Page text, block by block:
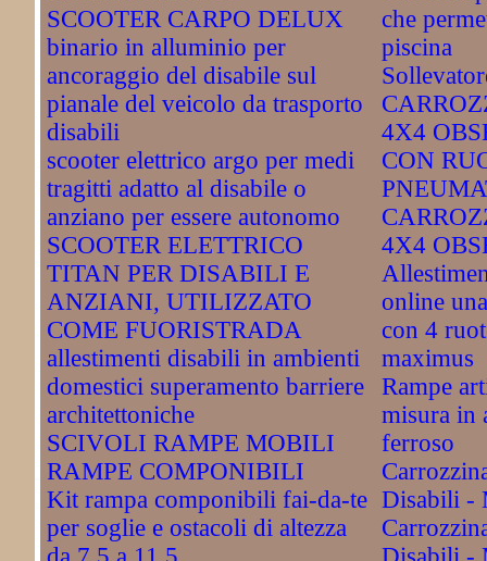
SCOOTER CARPO DELUX
binario in alluminio per
ancoraggio del disabile sul
pianale del veicolo da trasporto
disabili
scooter elettrico argo per medi
tragitti adatto al disabile o
anziano per essere autonomo
SCOOTER ELETTRICO
TITAN PER DISABILI E
ANZIANI, UTILIZZATO
COME FUORISTRADA
allestimenti disabili in ambienti
domestici superamento barriere
architettoniche
SCIVOLI RAMPE MOBILI
RAMPE COMPONIBILI
Kit rampa componibili fai-da-te
per soglie e ostacoli di altezza
che
piscina
4X4
CON
4X4
online
con 4
maximus
Rampe
misura in
ferroso
Disabili -